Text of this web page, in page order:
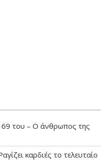
69 του – Ο άνθρωπος της
καρδιές το τελευταίο